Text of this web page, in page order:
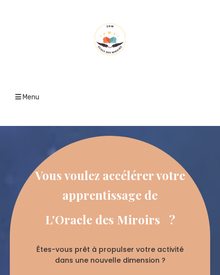
Menu
Vous voulez accélérer votre
apprentissage de
L'Oracle des Miroirs ?
Êtes-vous prêt à propulser votre activité
dans une nouvelle dimension ?